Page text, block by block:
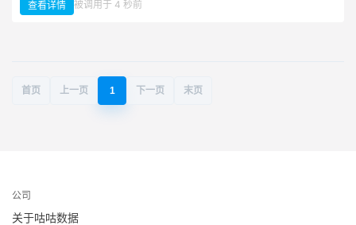
查看详情 ：
A
据
被调用于 4 秒前
首页 上一页 1 下一页 末页
公司
关于咕咕数据